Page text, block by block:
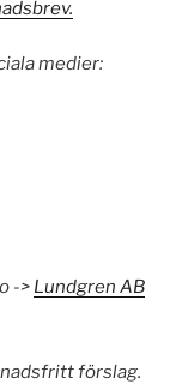
medier:
-> Lundgren AB
förslag.